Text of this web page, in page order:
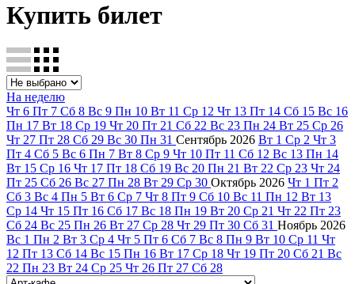
Купить билет
На неделю
Чт 6 Пт 7 Сб 8 Вс 9 Пн 10 Вт 11 Ср 12 Чт 13 Пт 14 Сб 15 Вс 16
Пн 17 Вт 18 Ср 19 Чт 20 Пт 21 Сб 22 Вс 23 Пн 24 Вт 25 Ср 26
Чт 27 Пт 28 Сб 29 Вс 30 Пн 31 Сентябрь 2026 Вт 1 Ср 2 Чт 3
Пт 4 Сб 5 Вс 6 Пн 7 Вт 8 Ср 9 Чт 10 Пт 11 Сб 12 Вс 13 Пн 14
Вт 15 Ср 16 Чт 17 Пт 18 Сб 19 Вс 20 Пн 21 Вт 22 Ср 23 Чт 24
Пт 25 Сб 26 Вс 27 Пн 28 Вт 29 Ср 30 Октябрь 2026 Чт 1 Пт 2
Сб 3 Вс 4 Пн 5 Вт 6 Ср 7 Чт 8 Пт 9 Сб 10 Вс 11 Пн 12 Вт 13
Ср 14 Чт 15 Пт 16 Сб 17 Вс 18 Пн 19 Вт 20 Ср 21 Чт 22 Пт 23
Сб 24 Вс 25 Пн 26 Вт 27 Ср 28 Чт 29 Пт 30 Сб 31 Ноябрь 2026
Вс 1 Пн 2 Вт 3 Ср 4 Чт 5 Пт 6 Сб 7 Вс 8 Пн 9 Вт 10 Ср 11 Чт
12 Пт 13 Сб 14 Вс 15 Пн 16 Вт 17 Ср 18 Чт 19 Пт 20 Сб 21 Вс
22 Пн 23 Вт 24 Ср 25 Чт 26 Пт 27 Сб 28